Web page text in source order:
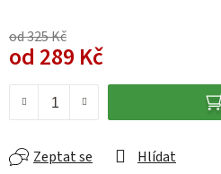
od 325 Kč
od 289 Kč
Zeptat se Hlídat